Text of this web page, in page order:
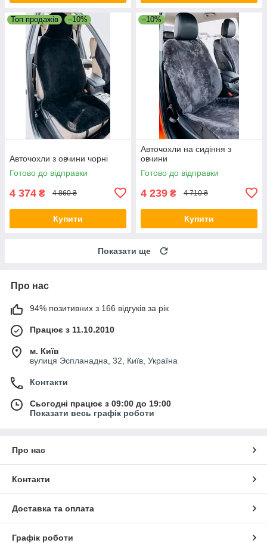
Топ продажів –10%
Авточохли з овчини чорні
Готово до відправки
4 374 ₴ 4 860 ₴
Купити
–10%
Авточохли на сидіння з
овчини
Готово до відправки
4 239 ₴ 4 710 ₴
Купити
Показати ще
Про нас
94% позитивних з 166 відгуків за рік
Працює з 11.10.2010
м. Київ
вулиця Эспланадна, 32, Київ, Україна
Контакти
Сьогодні працює з 09:00 до 19:00
Показати весь графік роботи
Про нас
Контакти
Доставка та оплата
Графік роботи